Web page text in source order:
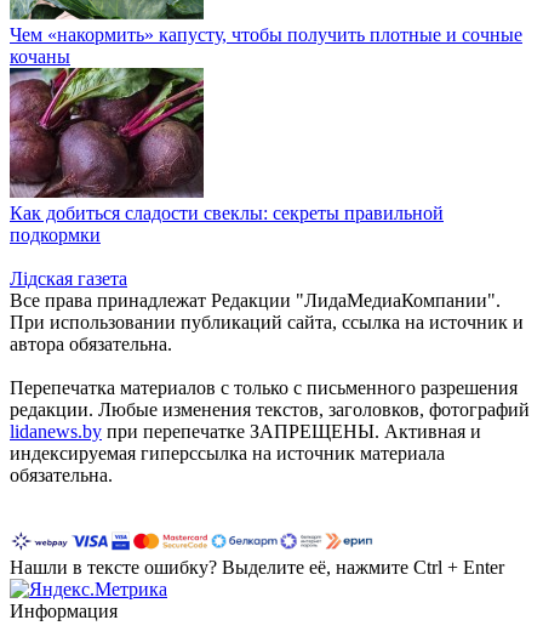
Чем «накормить» капусту, чтобы получить плотные и сочные
кочаны
Как добиться сладости свеклы: секреты правильной
подкормки
Лiдская газета
Все права принадлежат Редакции "ЛидаМедиаКомпании".
При использовании публикаций сайта, ссылка на источник и
автора обязательна.
Перепечатка материалов c только с письменного разрешения
редакции. Любые изменения текстов, заголовков, фотографий
lidanews.by при перепечатке ЗАПРЕЩЕНЫ. Активная и
индексируемая гиперссылка на источник материала
обязательна.
Нашли в тексте ошибку? Выделите её, нажмите Ctrl + Enter
Информация